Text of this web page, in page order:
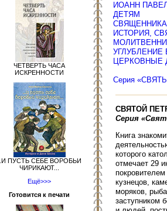
ЧЕТВЕРТЬ ЧАСА
ИСКРЕННОСТИ
..И ПУСТЬ СЕБЕ ВОРОБЬИ
ЧИРИКАЮТ...
Ещё>>>
Готовится к печати
ИОАНН ПАВЕЛ
ДЕТЯМ
ИСТОРИЯ,
УГЛУБЛЕНИЕ
ЦЕРКОВНЫЕ
Серия
СВЯТОЙ
Серия
Книга
которого
отмечает 29
кузнецов,
моряков,
заступником